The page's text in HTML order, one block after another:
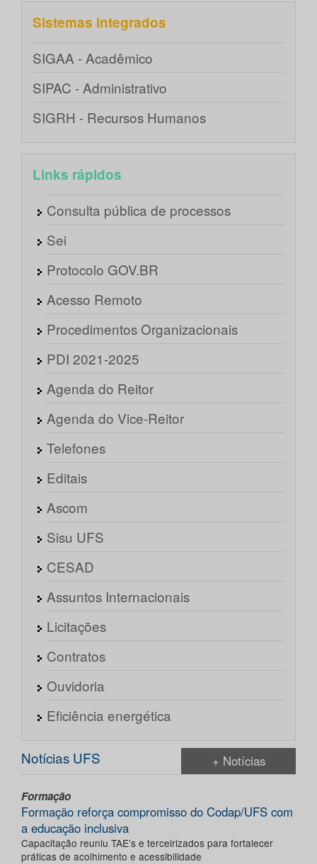
Sistemas integrados
SIGAA - Acadêmico
SIPAC - Administrativo
SIGRH - Recursos Humanos
Links rápidos
Consulta pública de processos
Sei
Protocolo GOV.BR
Acesso Remoto
Procedimentos Organizacionais
PDI 2021-2025
Agenda do Reitor
Agenda do Vice-Reitor
Telefones
Editais
Ascom
Sisu UFS
CESAD
Assuntos Internacionais
Licitações
Contratos
Ouvidoria
Eficiência energética
Notícias UFS + Notícias
Formação
Formação reforça compromisso do Codap/UFS com
a educação inclusiva
Capacitação reuniu TAE’s e terceirizados para fortalecer
práticas de acolhimento e acessibilidade